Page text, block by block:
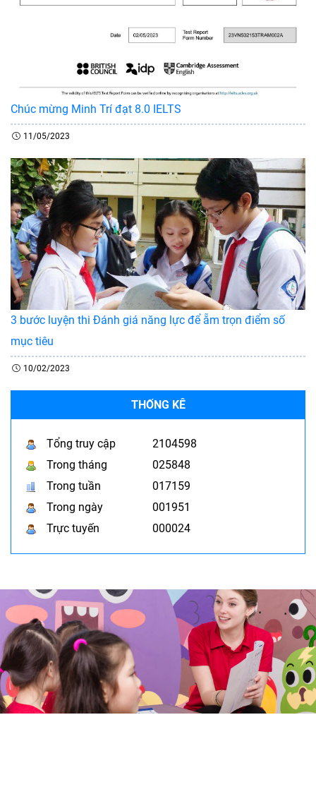
Chúc mừng Minh Trí đạt 8.0 IELTS
11/05/2023
3 bước luyện thi Đánh giá năng lực để ẵm trọn điểm số
mục tiêu
10/02/2023
THỐNG KÊ
Tổng truy cập
2104598
Trong tháng
025848
Trong tuần
017159
Trong ngày
001951
Trực tuyến
000024